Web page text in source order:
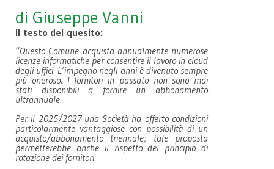
di Giuseppe Vanni
Il testo del quesito:
“Questo Comune acquista annualmente numerose
licenze informatiche per consentire il lavoro in cloud
degli uffici. L’impegno negli anni è divenuto sempre
più oneroso. I fornitori in passato non sono mai
stati disponibili a fornire un abbonamento
ultrannuale.
Per il 2025/2027 una Società ha offerto condizioni
particolarmente vantaggiose con possibilità di un
acquisto/abbonamento triennale; tale proposta
permetterebbe anche il rispetto del principio di
rotazione dei fornitori.